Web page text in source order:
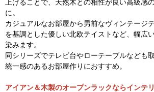
上げることで、天然木との相性が良い高級感
に。
カジュアルなお部屋から男前なヴィンテージ
を基調とした優しい北欧テイストなど、幅広
染みます。
同シリーズでテレビ台やローテーブルなども
統一感のあるお部屋作りにおすすめ。
アイアン＆木製のオープンラックならインテ